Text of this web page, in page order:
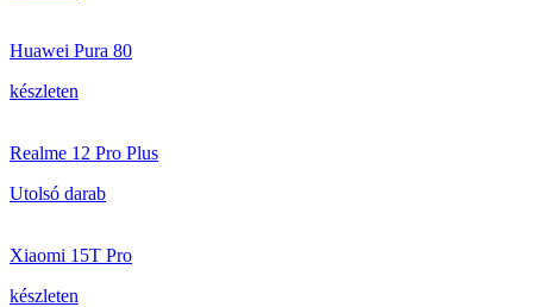
Huawei Pura 80
készleten
Realme 12 Pro Plus
Utolsó darab
Xiaomi 15T Pro
készleten